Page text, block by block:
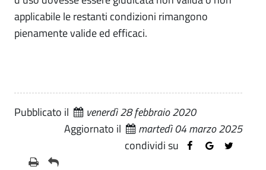
applicabile le restanti condizioni rimangono
pienamente valide ed efficaci.
Pubblicato il
venerdì 28 febbraio 2020
Aggiornato il
martedì 04 marzo 2025
condividi su